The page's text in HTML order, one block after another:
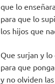
que lo
para que lo
los hijos que
Que surjan y
para que
y no olviden